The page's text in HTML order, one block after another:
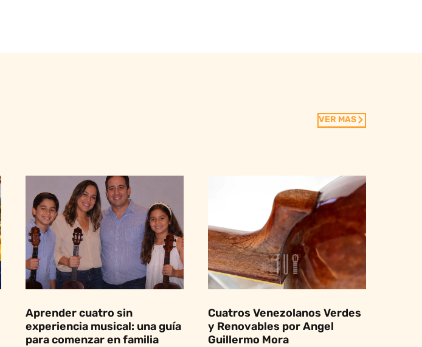
VER MAS
Aprender cuatro sin
experiencia musical: una guía
para comenzar en familia
Cuatros Venezolanos Verdes
y Renovables por Angel
Guillermo Mora